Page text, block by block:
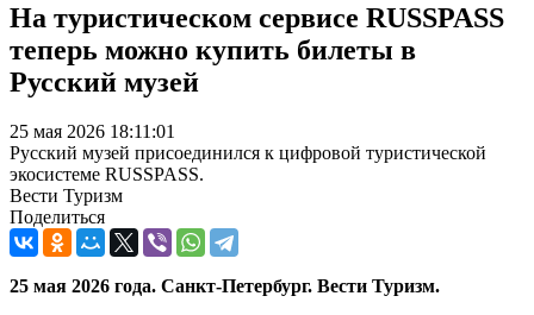
На туристическом сервисе RUSSPASS
теперь можно купить билеты в
Русский музей
25 мая 2026 18:11:01
Русский музей присоединился к цифровой туристической
экосистеме RUSSPASS.
Вести Туризм
Поделиться
25 мая 2026 года. Санкт-Петербург. Вести Туризм.